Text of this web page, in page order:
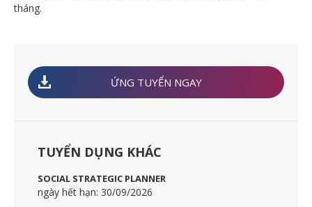
tháng.
ỨNG TUYỂN NGAY
TUYỂN DỤNG KHÁC
SOCIAL STRATEGIC PLANNER
ngày hết hạn: 30/09/2026